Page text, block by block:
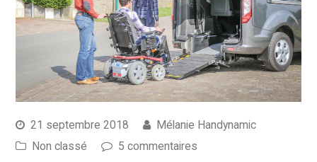
21 septembre 2018
Mélanie Handynamic
Non classé
5 commentaires